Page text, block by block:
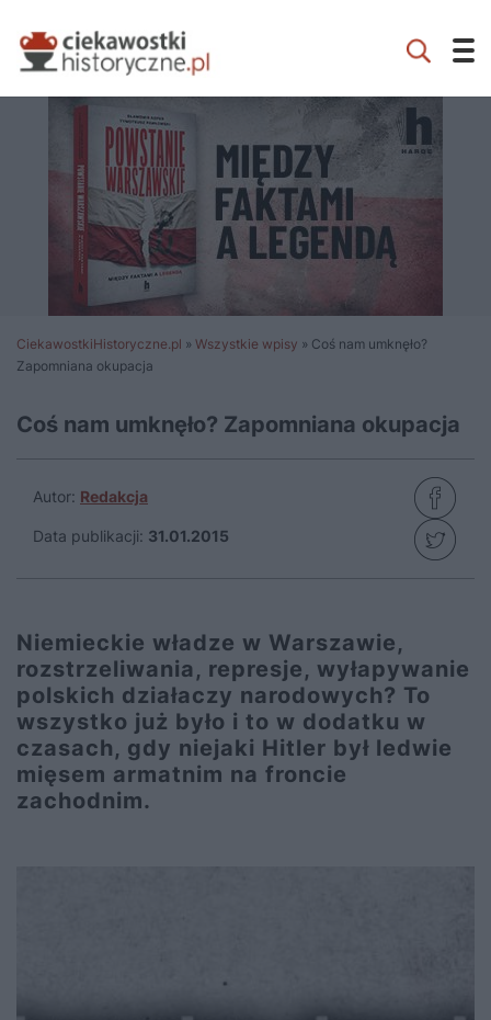
CiekawostkiHistoryczne.pl » Wszystkie wpisy » Coś nam umknęło?
Zapomniana okupacja
Coś nam umknęło? Zapomniana okupacja
Autor: Redakcja
Data publikacji: 31.01.2015
Niemieckie władze w Warszawie,
rozstrzeliwania, represje, wyłapywanie
polskich działaczy narodowych? To
wszystko już było i to w dodatku w
czasach, gdy niejaki Hitler był ledwie
mięsem armatnim na froncie
zachodnim.